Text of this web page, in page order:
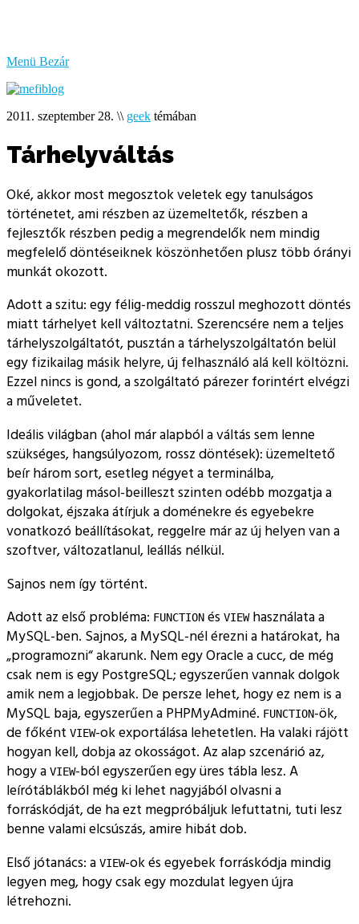
Menü Bezár
2011. szeptember 28. \\ geek témában
Tárhelyváltás
Oké, akkor most megosztok veletek egy tanulságos
történetet, ami részben az üzemeltetők, részben a
fejlesztők részben pedig a megrendelők nem mindig
megfelelő döntéseiknek köszönhetően plusz több órányi
munkát okozott.
Adott a szitu: egy félig-meddig rosszul meghozott döntés
miatt tárhelyet kell változtatni. Szerencsére nem a teljes
tárhelyszolgáltatót, pusztán a tárhelyszolgáltatón belül
egy fizikailag másik helyre, új felhasználó alá kell költözni.
Ezzel nincs is gond, a szolgáltató párezer forintért elvégzi
a műveletet.
Ideális világban (ahol már alapból a váltás sem lenne
szükséges, hangsúlyozom, rossz döntések): üzemeltető
beír három sort, esetleg négyet a terminálba,
gyakorlatilag másol-beilleszt szinten odébb mozgatja a
dolgokat, éjszaka átírjuk a doménekre és egyebekre
vonatkozó beállításokat, reggelre már az új helyen van a
szoftver, változatlanul, leállás nélkül.
Sajnos nem így történt.
Adott az első probléma: FUNCTION és VIEWhasználata a
MySQL-ben. Sajnos, a MySQL-nél érezni a határokat, ha
programozni akarunk. Nem egy Oracle a cucc, de még
csak nem is egy PostgreSQL; egyszerűen vannak dolgok
amik nem a legjobbak. De persze lehet, hogy ez nem is a
MySQL baja, egyszerűen a PHPMyAdminé. FUNCTION-ök,
de főként VIEW-ok exportálása lehetetlen. Ha valaki rájött
hogyan kell, dobja az okosságot. Az alap szcenárió az,
hogy a VIEW-ból egyszerűen egy üres tábla lesz. A
leírótáblákból még ki lehet nagyjából olvasni a
forráskódját, de ha ezt megpróbáljuk lefuttatni, tuti lesz
benne valami elcsúszás, amire hibát dob.
Első jótanács: a VIEW-ok és egyebek forráskódja mindig
legyen meg, hogy csak egy mozdulat legyen újra
létrehozni.